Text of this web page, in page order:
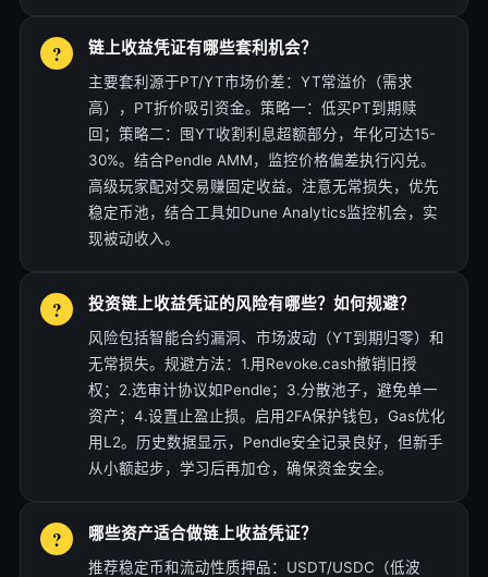
链上收益凭证有哪些套利机会？
主要套利源于PT/YT市场价差：YT常溢价（需求
高），PT折价吸引资金。策略一：低买PT到期赎
回；策略二：囤YT收割利息超额部分，年化可达15-
30%。结合Pendle AMM，监控价格偏差执行闪兑。
高级玩家配对交易赚固定收益。注意无常损失，优先
稳定币池，结合工具如Dune Analytics监控机会，实
现被动收入。
投资链上收益凭证的风险有哪些？如何规避？
风险包括智能合约漏洞、市场波动（YT到期归零）和
无常损失。规避方法：1.用Revoke.cash撤销旧授
权；2.选审计协议如Pendle；3.分散池子，避免单一
资产；4.设置止盈止损。启用2FA保护钱包，Gas优化
用L2。历史数据显示，Pendle安全记录良好，但新手
从小额起步，学习后再加仓，确保资金安全。
哪些资产适合做链上收益凭证？
推荐稳定币和流动性质押品：USDT/USDC（低波